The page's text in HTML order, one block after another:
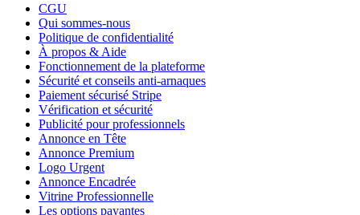
CGU
Qui sommes-nous
Politique de confidentialité
À propos & Aide
Fonctionnement de la plateforme
Sécurité et conseils anti-arnaques
Paiement sécurisé Stripe
Vérification et sécurité
Publicité pour professionnels
Annonce en Tête
Annonce Premium
Logo Urgent
Annonce Encadrée
Vitrine Professionnelle
Les options payantes